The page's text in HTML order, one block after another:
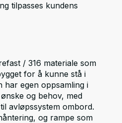
tilpasses kundens
/ 316 materiale som
for å kunne stå i
har egen oppsamling i
og behov, med
avløpssystem ombord.
og rampe som